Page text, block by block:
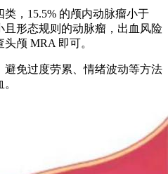
，15.5% 的颅内动脉瘤小于
且形态规则的动脉瘤，出血风险
颅 MRA 即可。
免过度劳累、情绪波动等方法